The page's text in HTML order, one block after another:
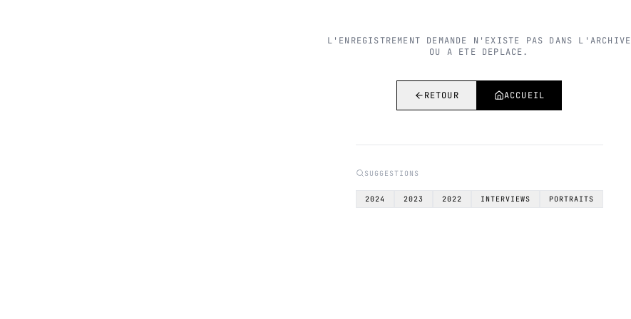
L'ENREGISTREMENT DEMANDE N'EXISTE PAS DANS L'ARCHIVE
OU A ETE DEPLACE.
RETOUR ACCUEIL
SUGGESTIONS
2024 2023 2022 INTERVIEWS PORTRAITS